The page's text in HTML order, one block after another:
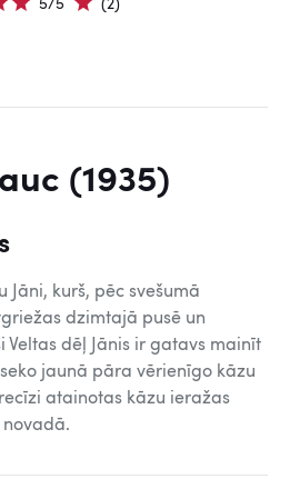
5/5 (2)
(1935)
Jāni, kurš, pēc svešumā
dzimtajā pusē un
Veltas dēļ Jānis ir gatavs mainīt
jaunā pāra vērienīgo kāzu
atainotas kāzu ieražas
novadā.